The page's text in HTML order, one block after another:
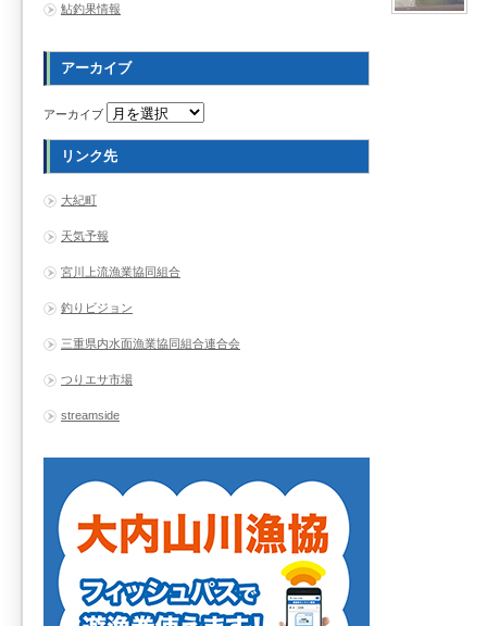
鮎釣果情報
アーカイブ
アーカイブ
リンク先
大紀町
天気予報
宮川上流漁業協同組合
釣りビジョン
三重県内水面漁業協同組合連合会
つりエサ市場
streamside